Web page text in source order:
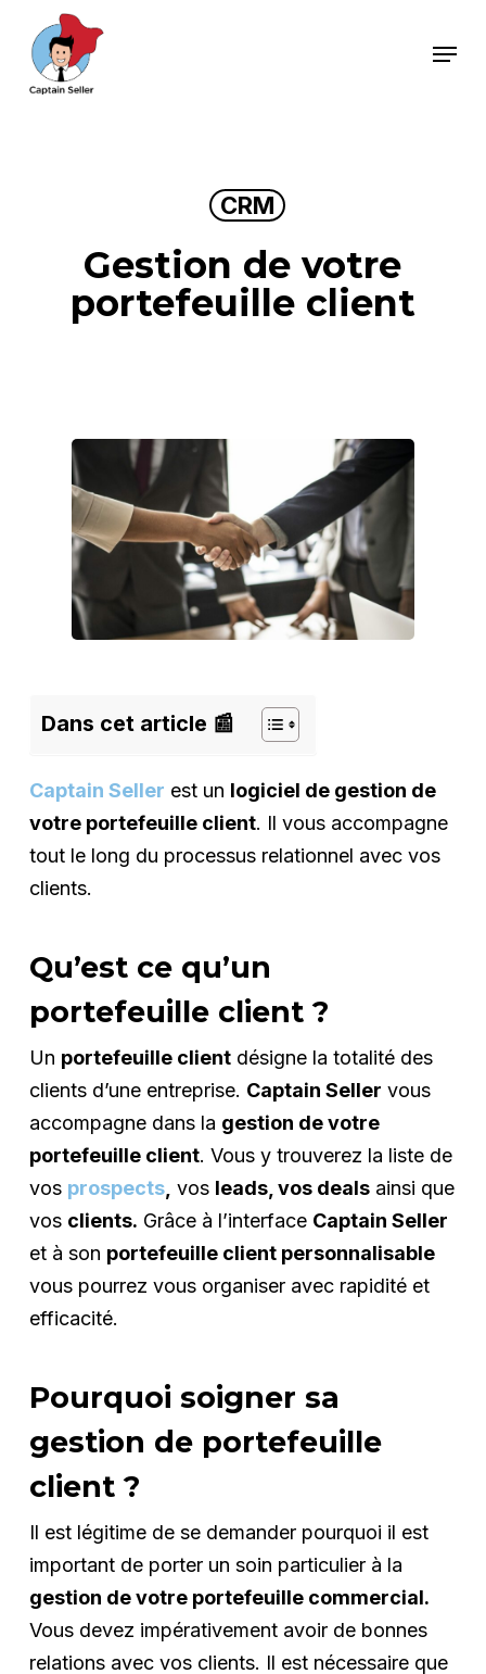
main
Menu
CRM
Gestion de votre
portefeuille client
Dans cet article 📰
Captain Seller est un logiciel de gestion de
votre portefeuille client. Il vous accompagne
tout le long du processus relationnel avec vos
clients.
Qu’est ce qu’un
portefeuille client ?
Un portefeuille clientdésigne la totalité des
clients d’une entreprise. Captain Seller vous
accompagne dans la gestion de votre
portefeuille client. Vous y trouverez la liste de
vos prospects, vos leads, vos dealsainsi que
vos clients. Grâce à l’interface Captain Seller
et à son portefeuille client personnalisable
vous pourrez vous organiser avec rapidité et
efficacité.
Pourquoi soigner sa
gestion de portefeuille
client ?
Il est légitime de se demander pourquoi il est
important de porter un soin particulier à la
gestion de votre portefeuille commercial.
Vous devez impérativement avoir de bonnes
relations avec vos clients. Il est nécessaire que